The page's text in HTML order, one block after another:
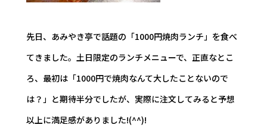
先日、あみやき亭で話題の「1000円焼肉ランチ」を食べ
てきました。土日限定のランチメニューで、正直なとこ
ろ、最初は「1000円で焼肉なんて大したことないので
は？」と期待半分でしたが、実際に注文してみると予想
以上に満足感がありました!(^^)!